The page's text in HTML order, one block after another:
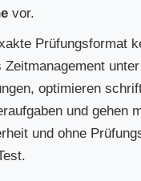
vor.
Prüfungsformat
unter
optimieren
und gehen
und ohne